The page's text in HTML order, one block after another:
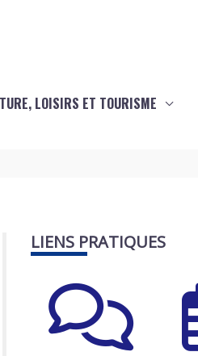
LOISIRS ET TOURISME
LIENS PRATIQUES